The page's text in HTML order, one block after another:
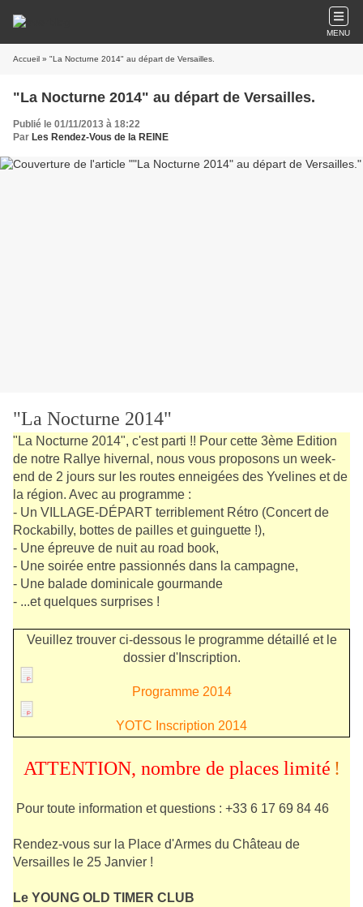
MENU
Accueil » "La Nocturne 2014" au départ de Versailles.
"La Nocturne 2014" au départ de Versailles.
Publié le 01/11/2013 à 18:22
Par Les Rendez-Vous de la REINE
"La Nocturne 2014"
"La Nocturne 2014", c'est parti !! Pour cette 3ème Edition
de notre Rallye hivernal, nous vous proposons un week-
end de 2 jours sur les routes enneigées des Yvelines et de
la région. Avec au programme :
- Un VILLAGE-DÉPART terriblement Rétro (Concert de
Rockabilly, bottes de pailles et guinguette !),
- Une épreuve de nuit au road book,
- Une soirée entre passionnés dans la campagne,
- Une balade dominicale gourmande
- ...et quelques surprises !
Veuillez trouver ci-dessous le programme détaillé et le
dossier d'Inscription.
Programme 2014
YOTC Inscription 2014
ATTENTION, nombre de places limité !
Pour toute information et questions : +33 6 17 69 84 46
Rendez-vous sur la Place d'Armes du Château de
Versailles le 25 Janvier !
Le YOUNG OLD TIMER CLUB